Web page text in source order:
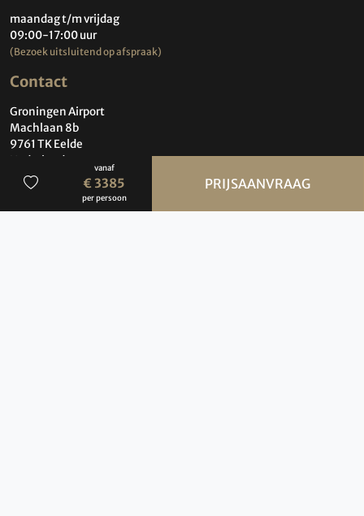
vanaf
€ 3385
per persoon
PRIJSAANVRAAG
maandag t/m vrijdag
09:00-17:00 uur
(Bezoek uitsluitend op afspraak)
Contact
Groningen Airport
Machlaan 8b
9761 TK Eelde
Nederland
Contact